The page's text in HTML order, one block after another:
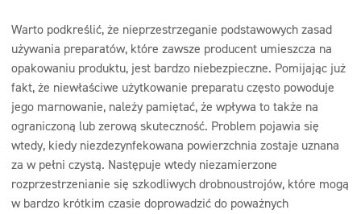
Warto podkreślić, że nieprzestrzeganie podstawowych zasad
używania preparatów, które zawsze producent umieszcza na
opakowaniu produktu, jest bardzo niebezpieczne. Pomijając już
fakt, że niewłaściwe użytkowanie preparatu często powoduje
jego marnowanie, należy pamiętać, że wpływa to także na
ograniczoną lub zerową skuteczność. Problem pojawia się
wtedy, kiedy niezdezynfekowana powierzchnia zostaje uznana
za w pełni czystą. Następuje wtedy niezamierzone
rozprzestrzenianie się szkodliwych drobnoustrojów, które mogą
w bardzo krótkim czasie doprowadzić do poważnych